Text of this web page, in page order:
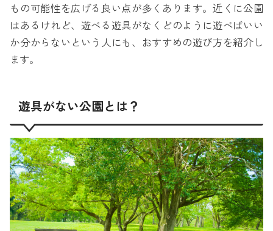
もの可能性を広げる良い点が多くあります。近くに公園
はあるけれど、遊べる遊具がなくどのように遊べばいい
か分からないという人にも、おすすめの遊び方を紹介し
ます。
遊具がない公園とは？